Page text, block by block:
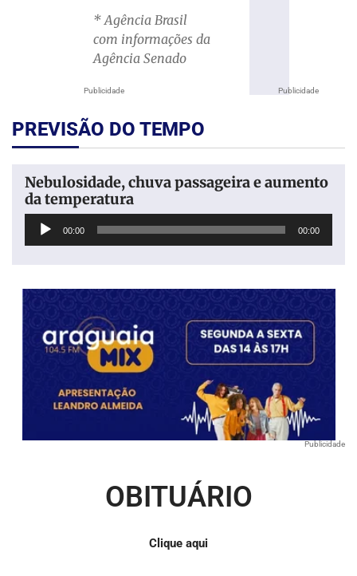
Publicidade
* Agência Brasil
com informações da
Agência Senado
Publicidade
PREVISÃO DO TEMPO
Nebulosidade, chuva passageira e aumento
da temperatura
Tocador
00:00 00:00
Publicidade
OBITUÁRIO
Clique aqui